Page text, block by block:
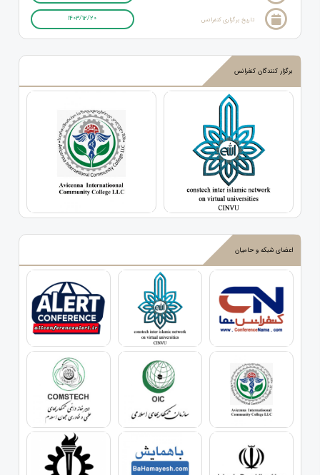
تاریخ برگزاری کنفرانس 1403/12/20
برگزار کنندگان کنفرانس
اعضای شبکه و حامیان